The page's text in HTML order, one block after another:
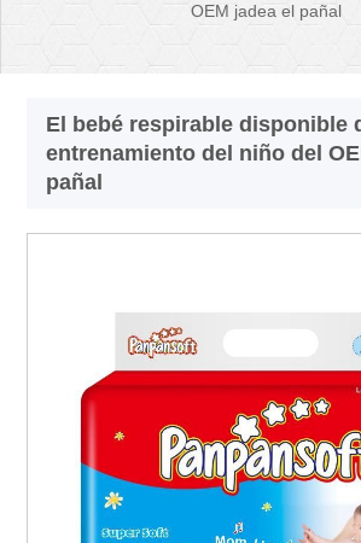
OEM jadea el pañal
El bebé respirable disponible
entrenamiento del niño del
pañal